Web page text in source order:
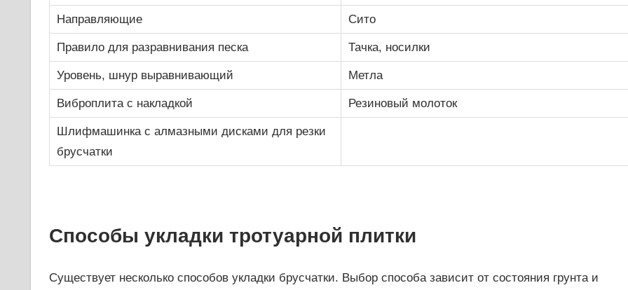
Направляющие Сито
Правило для разравнивания песка Тачка, носилки
Уровень, шнур выравнивающий Метла
Виброплита с накладкой Резиновый молоток
Шлифмашинка с алмазными дисками для резки
брусчатки
Способы укладки тротуарной плитки
Существует несколько способов укладки брусчатки. Выбор способа зависит от состояния грунта и